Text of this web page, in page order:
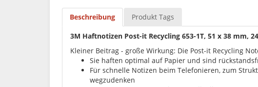
Beschreibung Produkt Tags
3M Haftnotizen Post-it Recycling 653-1T, 51 x 38 mm,
Kleiner Beitrag - große Wirkung: Die Post-it Recycling
Sie haften optimal auf Papier und sind
Für schnelle Notizen beim Telefonieren, zum
wegzudenken